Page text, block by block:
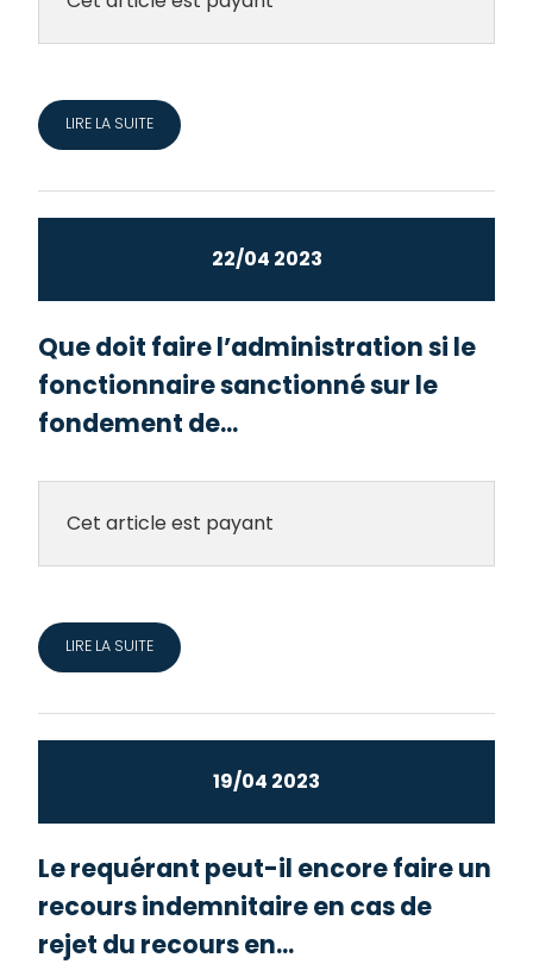
LIRE LA SUITE
22/04 2023
Que doit faire l’administration si le
fonctionnaire sanctionné sur le
fondement de...
Cet article est payant
LIRE LA SUITE
19/04 2023
Le requérant peut-il encore faire un
recours indemnitaire en cas de
rejet du recours en...